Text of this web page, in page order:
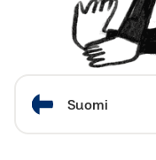
Suomi